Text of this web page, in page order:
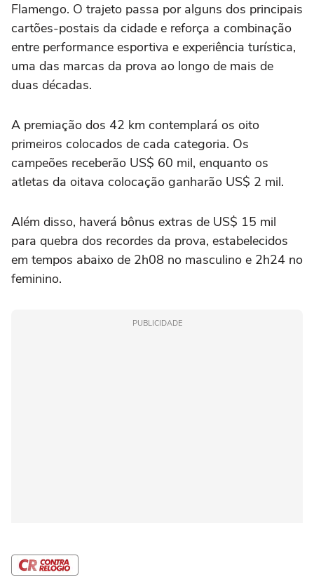
Flamengo. O trajeto passa por alguns dos principais
cartões-postais da cidade e reforça a combinação
entre performance esportiva e experiência turística,
uma das marcas da prova ao longo de mais de
duas décadas.
A premiação dos 42 km contemplará os oito
primeiros colocados de cada categoria. Os
campeões receberão US$ 60 mil, enquanto os
atletas da oitava colocação ganharão US$ 2 mil.
Além disso, haverá bônus extras de US$ 15 mil
para quebra dos recordes da prova, estabelecidos
em tempos abaixo de 2h08 no masculino e 2h24 no
feminino.
PUBLICIDADE